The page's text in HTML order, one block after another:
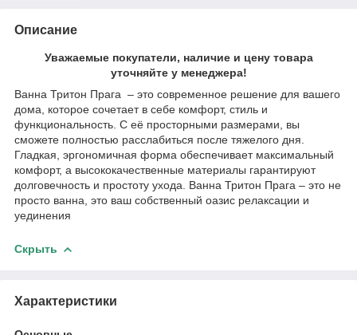
Описание
Уважаемые покупатели, наличие и цену товара
уточняйте у менеджера!
Ванна Тритон Прага – это современное решение для вашего
дома, которое сочетает в себе комфорт, стиль и
функциональность. С её просторными размерами, вы
сможете полностью расслабиться после тяжелого дня.
Гладкая, эргономичная форма обеспечивает максимальный
комфорт, а высококачественные материалы гарантируют
долговечность и простоту ухода. Ванна Тритон Прага – это не
просто ванна, это ваш собственный оазис релаксации и
уединения
Скрыть
Характеристики